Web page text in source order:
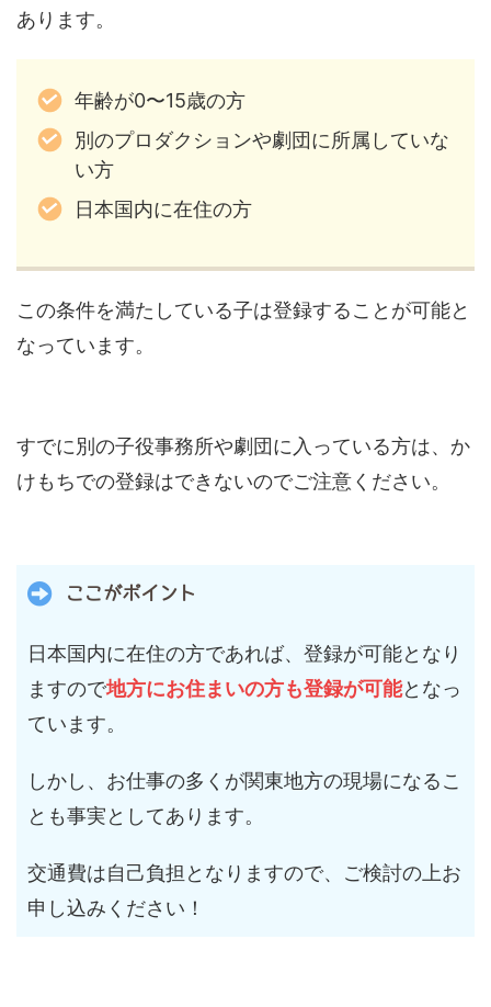
あります。
年齢が0〜15歳の方
別のプロダクションや劇団に所属していな
い方
日本国内に在住の方
この条件を満たしている子は登録することが可能と
なっています。
すでに別の子役事務所や劇団に入っている方は、か
けもちでの登録はできないのでご注意ください。
ここがポイント
日本国内に在住の方であれば、登録が可能となり
ますので地方にお住まいの方も登録が可能となっ
ています。
しかし、お仕事の多くが関東地方の現場になるこ
とも事実としてあります。
交通費は自己負担となりますので、ご検討の上お
申し込みください！